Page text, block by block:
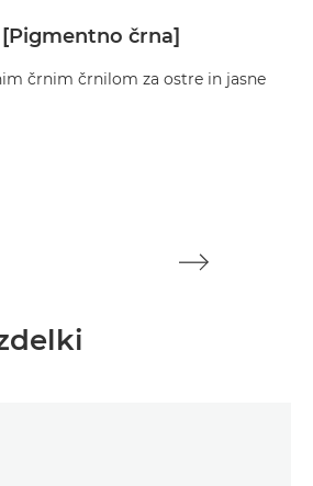
[Pigmentno črna]
črnim črnilom za ostre in jasne